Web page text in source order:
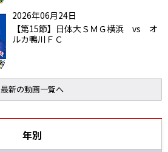
2026年06月24日
【第15節】日体大ＳＭＧ横浜 vs オ
ルカ鴨川ＦＣ
最新の動画一覧へ
年別